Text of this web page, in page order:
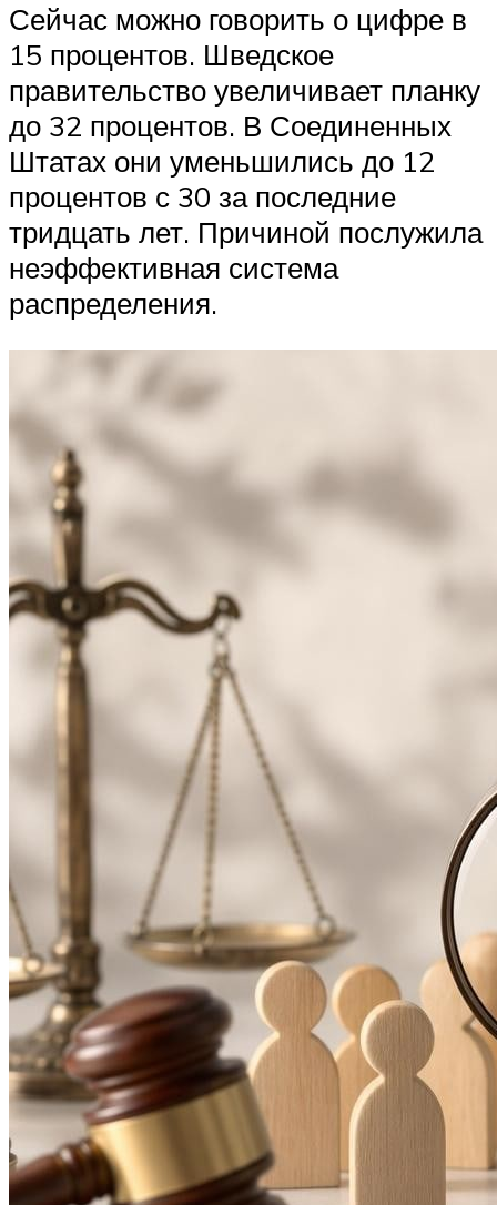
Сейчас можно говорить о цифре в
15 процентов. Шведское
правительство увеличивает планку
до 32 процентов. В Соединенных
Штатах они уменьшились до 12
процентов с 30 за последние
тридцать лет. Причиной послужила
неэффективная система
распределения.